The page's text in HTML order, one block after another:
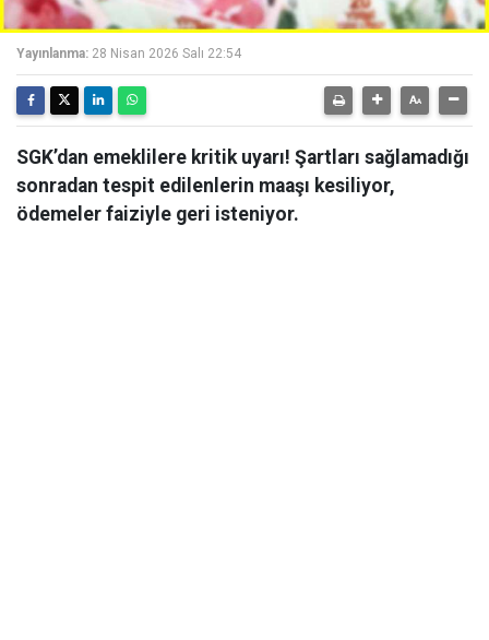
Yayınlanma: 28 Nisan 2026 Salı 22:54
SGK’dan emeklilere kritik uyarı! Şartları sağlamadığı
sonradan tespit edilenlerin maaşı kesiliyor,
ödemeler faiziyle geri isteniyor.